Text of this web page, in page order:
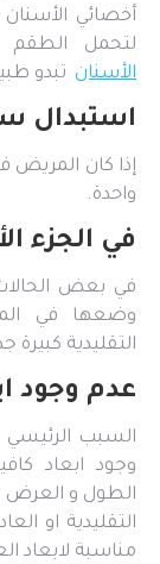
أخصائي
لتحمل
الأسنان تبدو
استبدال
إذا كان المريض
واحدة.
في الجزء
في بعض
وضعها في
التقليدية كبيرة
عدم وجود
السبب
وجود ابعاد
الطول و العرض و
التقليدية او
مناسبة لابعاد